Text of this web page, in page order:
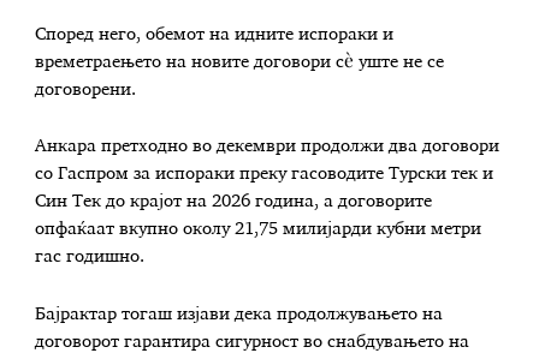
Според него, обемот на идните испораки и
времетраењето на новите договори сè уште не се
договорени.
Анкара претходно во декември продолжи два договори
со Гаспром за испораки преку гасоводите Турски тек и
Син Тек до крајот на 2026 година, а договорите
опфаќаат вкупно околу 21,75 милијарди кубни метри
гас годишно.
Бајрактар тогаш изјави дека продолжувањето на
договорот гарантира сигурност во снабдувањето на